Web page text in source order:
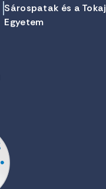
Sárospatak és a
Egyetem